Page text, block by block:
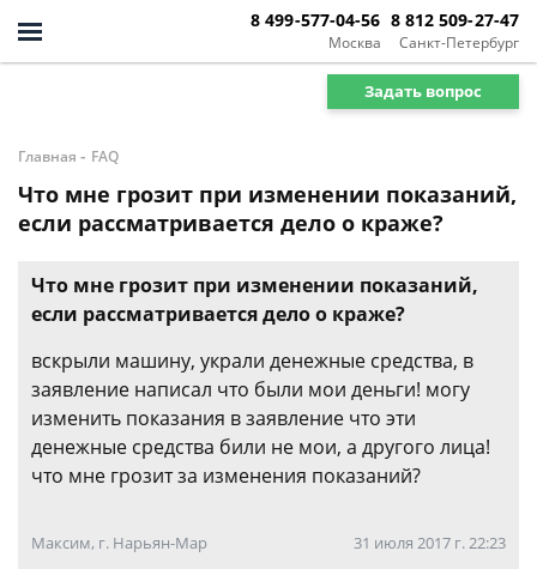
Москва
8 499-577-04-56
Санкт-Петербург
8 812 509-27-47
Задать вопрос
Главная - FAQ
Что мне грозит при изменении показаний,
если рассматривается дело о краже?
Что мне грозит при изменении показаний,
если рассматривается дело о краже?
вскрыли машину, украли денежные средства, в
заявление написал что были мои деньги! могу
изменить показания в заявление что эти
денежные средства били не мои, а другого лица!
что мне грозит за изменения показаний?
Максим, г. Нарьян-Мар 31 июля 2017 г. 22:23